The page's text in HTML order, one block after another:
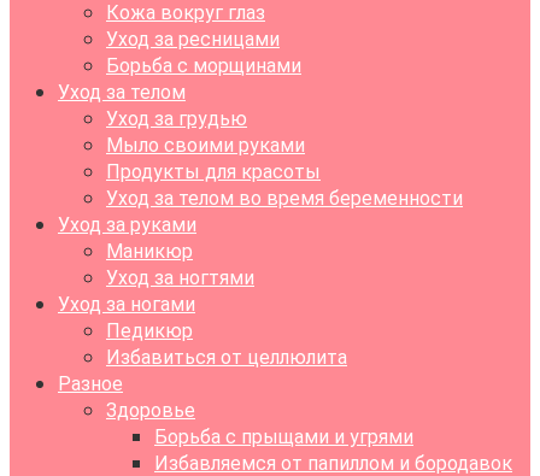
Кожа вокруг глаз
Уход за ресницами
Борьба с морщинами
Уход за телом
Уход за грудью
Мыло своими руками
Продукты для красоты
Уход за телом во время беременности
Уход за руками
Маникюр
Уход за ногтями
Уход за ногами
Педикюр
Избавиться от целлюлита
Разное
Здоровье
Борьба с прыщами и угрями
Избавляемся от папиллом и бородавок